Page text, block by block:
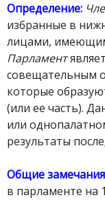
Определение:
избранные в
лицами,
Парламент
совещательным
которые
(или ее часть).
или
результаты
Общие
в парламенте на